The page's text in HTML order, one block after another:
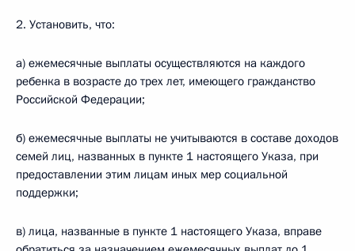
2. Установить, что:
а) ежемесячные выплаты осуществляются на каждого
ребенка в возрасте до трех лет, имеющего гражданство
Российской Федерации;
б) ежемесячные выплаты не учитываются в составе доходов
семей лиц, названных в пункте 1 настоящего Указа, при
предоставлении этим лицам иных мер социальной
поддержки;
в) лица, названные в пункте 1 настоящего Указа, вправе